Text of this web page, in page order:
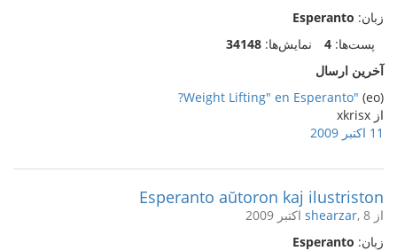
زبان: Esperanto
پست‌ها: 4 نمایش‌ها: 34148
آخرین ارسال
(eo)
"Weight Lifting" en Esperanto?
از xkrisx
11 اکتبر 2009
Esperanto aŭtoron kaj ilustriston
از shearzar, 8 اکتبر 2009
زبان: Esperanto